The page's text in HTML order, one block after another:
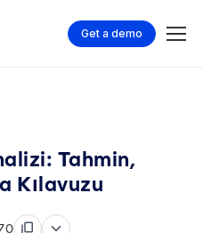
Get a demo
Tahmin,
Kılavuzu